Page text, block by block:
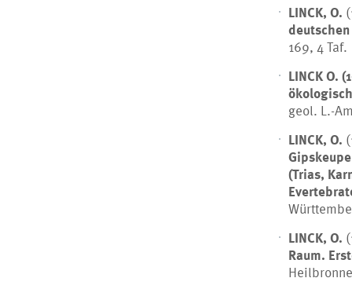
LINCK, O.
169, 4 Taf.
LINCK O.
geol. L.-
LINCK, O.
(Trias,
LINCK, O.
Raum.